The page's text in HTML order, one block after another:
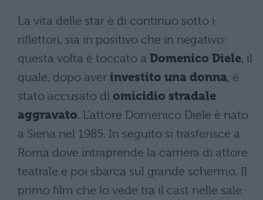
La vita delle star è di continuo sotto i
riflettori, sia in positivo che in negativo:
questa volta è toccato a Domenico Diele, il
quale, dopo aver investito una donna, è
stato accusato di omicidio stradale
aggravato. L'attore Domenico Diele è nato
a Siena nel 1985. In seguito si trasferisce a
Roma dove intraprende la carriera di attore
teatrale e poi sbarca sul grande schermo. Il
primo film che lo vede tra il cast nelle sale